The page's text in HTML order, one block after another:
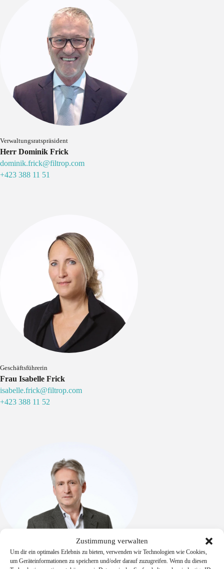
Zustimmung verwalten
Um dir ein optimales Erlebnis zu bieten, verwenden wir Technologien wie Cookies,
um Geräteinformationen zu speichern und/oder darauf zuzugreifen. Wenn du diesen
Verwaltungsratspräsident
Herr Dominik Frick
dominik.frick@filtrop.com
+423 388 11 51
Geschäftsführerin
Frau Isabelle Frick
isabelle.frick@filtrop.com
+423 388 11 52
Head of Sales